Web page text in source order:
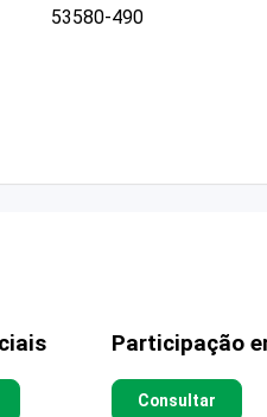
53580-490
Participação
Consultar